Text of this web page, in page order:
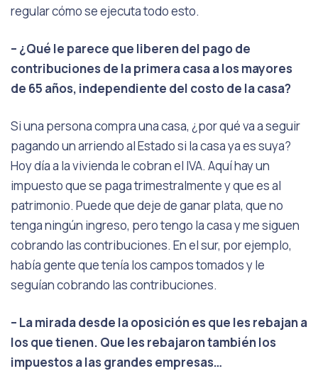
regular cómo se ejecuta todo esto.
– ¿Qué le parece que liberen del pago de
contribuciones de la primera casa a los mayores
de 65 años, independiente del costo de la casa?
Si una persona compra una casa, ¿por qué va a seguir
pagando un arriendo al Estado si la casa ya es suya?
Hoy día a la vivienda le cobran el IVA. Aquí hay un
impuesto que se paga trimestralmente y que es al
patrimonio. Puede que deje de ganar plata, que no
tenga ningún ingreso, pero tengo la casa y me siguen
cobrando las contribuciones. En el sur, por ejemplo,
había gente que tenía los campos tomados y le
seguían cobrando las contribuciones.
– La mirada desde la oposición es que les rebajan a
los que tienen. Que les rebajaron también los
impuestos a las grandes empresas…